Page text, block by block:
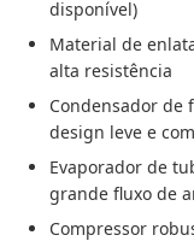
disponível)
Material de
alta resistência
Condensador de
design leve e
Evaporador de
grande fluxo de
Compressor